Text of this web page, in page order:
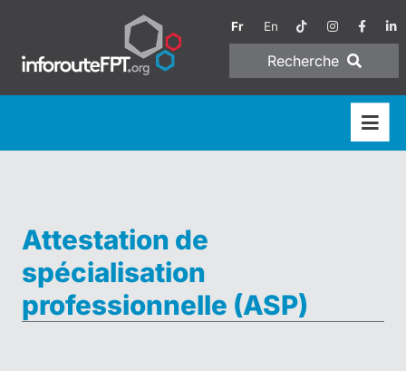
Fr En
Recherche
Attestation de
spécialisation
professionnelle (ASP)